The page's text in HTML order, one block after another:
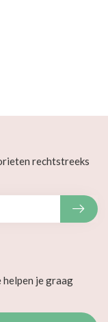
helpen je graag
rechtstreeks